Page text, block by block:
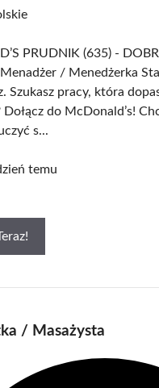
PRUDNIK (635) -
/ Menedżerka
Szukasz pracy, która
do McDonald’s!
s...
temu
/ Masażysta